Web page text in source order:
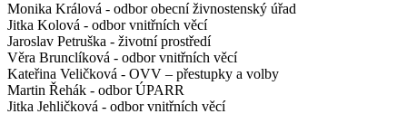
Monika Králová - odbor obecní živnostenský úřad
Jitka Kolová - odbor vnitřních věcí
Jaroslav Petruška - životní prostředí
Věra Brunclíková - odbor vnitřních věcí
Kateřina Veličková - OVV – přestupky a volby
Martin Řehák - odbor ÚPARR
Jitka Jehličková - odbor vnitřních věcí